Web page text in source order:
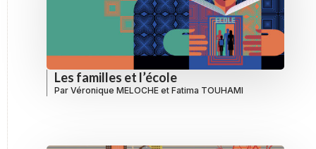
Les familles et l’école
Par Véronique MELOCHE et Fatima TOUHAMI